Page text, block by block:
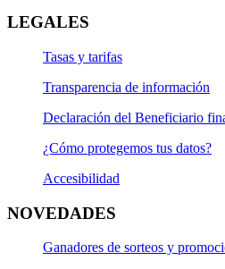
LEGALES
Tasas y tarifas
Transparencia de información
Declaración del Beneficiario
¿Cómo protegemos tus datos?
Accesibilidad
NOVEDADES
Ganadores de sorteos y